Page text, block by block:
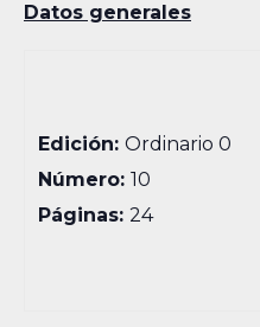
Datos generales
Edición:Ordinario 0
Número:10
Páginas:24